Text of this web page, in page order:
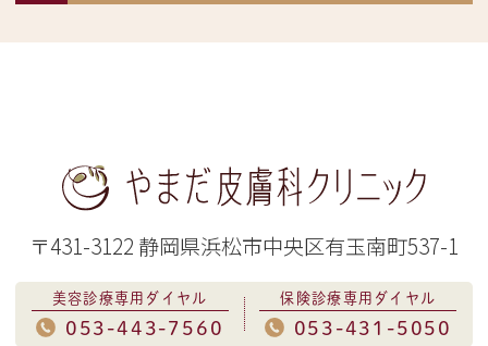
〒431-3122 静岡県浜松市中央区有玉南町537-1
美容診療専用ダイヤル
053-443-7560
保険診療専用ダイヤル
053-431-5050